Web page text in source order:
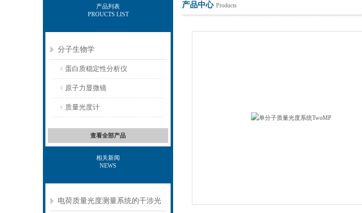
产品列表
PROUCTS LIST
分子生物学
蛋白质稳定性分析仪
原子力显微镜
质量光度计
查看全部产品
相关新闻
NEWS
电荷质量光度测量系统的干涉光
产品中心 Products